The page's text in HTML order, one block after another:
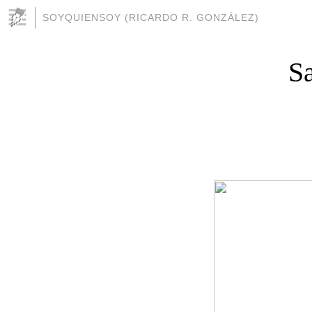
SOYQUIENSOY (RICARDO R. GONZÁLEZ)